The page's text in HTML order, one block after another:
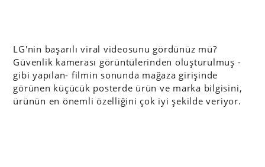
LG'nin başarılı viral videosunu gördünüz mü?
Güvenlik kamerası görüntülerinden oluşturulmuş -
gibi yapılan- filmin sonunda mağaza girişinde
görünen küçücük posterde ürün ve marka bilgisini,
ürünün en önemli özelliğini çok iyi şekilde veriyor.